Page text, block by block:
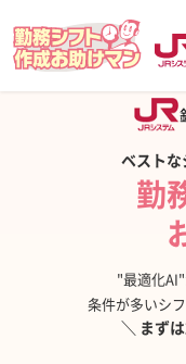
ベスト
勤
"最適化
条件が多いシ
＼ まず